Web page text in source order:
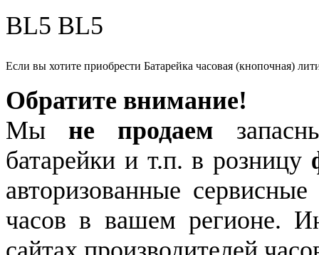
BL5 BL5
Если вы хотите приобрести Батарейка часовая (кнопочная)
Обратите внимание!
Мы не продаем
батарейки и т.п. в розницу
авторизованные
часов в вашем регионе.